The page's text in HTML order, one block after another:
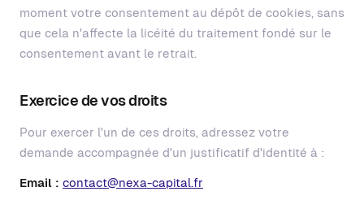
moment votre consentement au dépôt de cookies, sans
que cela n'affecte la licéité du traitement fondé sur le
consentement avant le retrait.
Exercice de vos droits
Pour exercer l'un de ces droits, adressez votre
demande accompagnée d'un justificatif d'identité à :
Email : contact@nexa-capital.fr